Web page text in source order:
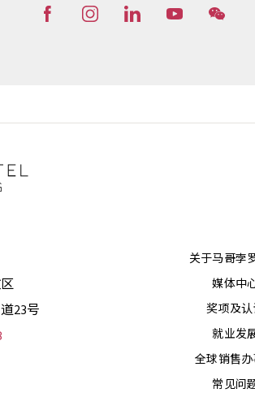
23号
关于马哥孛
媒体中
奖项及
就业发
全球销售
常见问